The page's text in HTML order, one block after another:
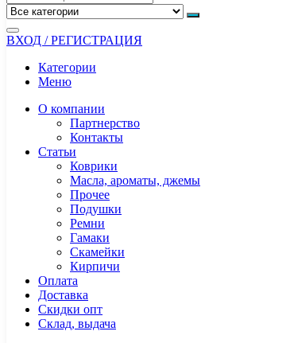
ВХОД / РЕГИСТРАЦИЯ
Категории
Меню
О компании
Партнерство
Контакты
Статьи
Коврики
Масла, ароматы, джемы
Прочее
Подушки
Ремни
Гамаки
Скамейки
Кирпичи
Оплата
Доставка
Скидки опт
Склад, выдача